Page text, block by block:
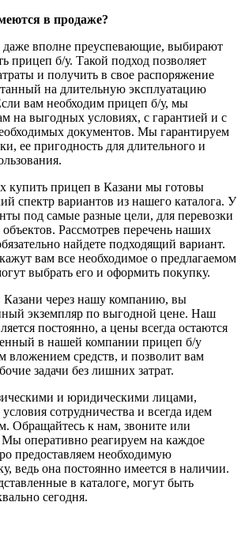
в продаже?
вполне преуспевающие, выбирают
прицеп б/у. Такой подход позволяет
и получить в свое распоряжение
на длительную эксплуатацию
вам необходим прицеп б/у, мы
на выгодных условиях, с гарантией и с
документов. Мы гарантируем
ее пригодность для длительного и
купить прицеп в Казани мы готовы
спектр вариантов из нашего каталога. У
под самые разные цели, для перевозки
объектов. Рассмотрев перечень наших
найдете подходящий вариант.
вам все необходимое о предлагаемом
выбрать его и оформить покупку.
Казани через нашу компанию, вы
экземпляр по выгодной цене. Наш
постоянно, а цены всегда остаются
в нашей компании прицеп б/у
вложением средств, и позволит вам
задачи без лишних затрат.
и юридическими лицами,
сотрудничества и всегда идем
Обращайтесь к нам, звоните или
Мы оперативно реагируем на каждое
предоставляем необходимую
ведь она постоянно имеется в наличии.
в каталоге, могут быть
сегодня.